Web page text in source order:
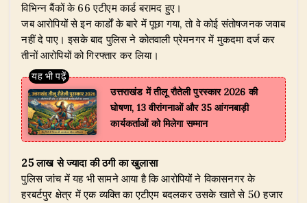
विभिन्न बैंकों के 66 एटीएम कार्ड बरामद हुए।
जब आरोपियों से इन कार्डों के बारे में पूछा गया, तो वे कोई संतोषजनक जवाब
नहीं दे पाए। इसके बाद पुलिस ने कोतवाली प्रेमनगर में मुकदमा दर्ज कर
तीनों आरोपियों को गिरफ्तार कर लिया।
उत्तराखंड में तीलू रौतेली पुरस्कार 2026 की
घोषणा, 13 वीरांगनाओं और 35 आंगनबाड़ी
कार्यकर्ताओं को मिलेगा सम्मान
25 लाख से ज्यादा की ठगी का खुलासा
पुलिस जांच में यह भी सामने आया है कि आरोपियों ने विकासनगर के
हरबर्टपुर क्षेत्र में एक व्यक्ति का एटीएम बदलकर उसके खाते से 50 हजार